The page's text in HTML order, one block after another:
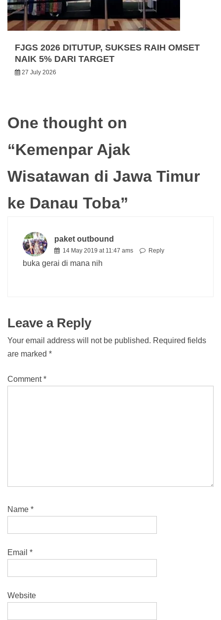
FJGS 2026 DITUTUP, SUKSES RAIH OMSET
NAIK 5% DARI TARGET
27 July 2026
One thought on
“Kemenpar Ajak
Wisatawan di Jawa Timur
ke Danau Toba”
paket outbound
14 May 2019 at 11:47 ams Reply
buka gerai di mana nih
Leave a Reply
Your email address will not be published. Required fields
are marked *
Comment*
Name *
Email *
Website